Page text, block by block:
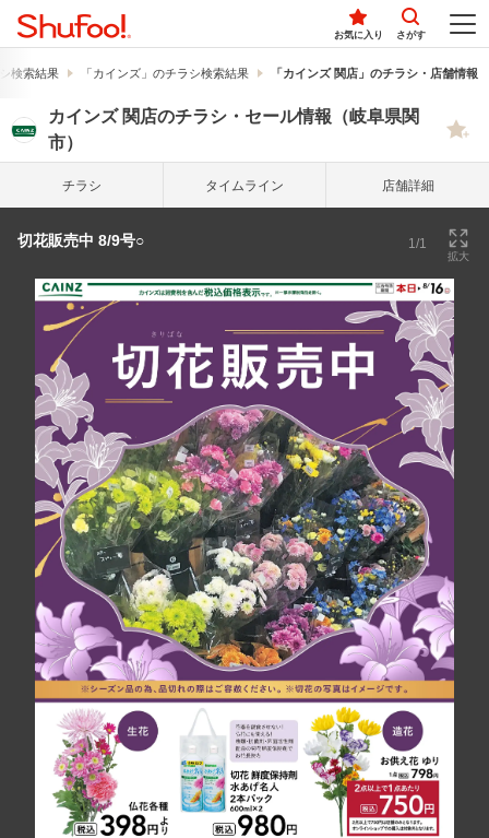
お気に入り さがす
検索結果 「カインズ」のチラシ検索結果 「カインズ 関店」のチラシ・店舗情報
カインズ 関店のチラシ・セール情報（岐阜県関
市）
チラシ タイム ライン 店舗詳細
切花販売中 8/9号○ 1/1
拡大